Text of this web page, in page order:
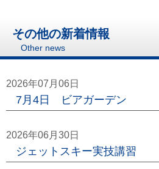
その他の新着情報
Other news
2026年07月06日
7月4日 ビアガーデン
2026年06月30日
ジェットスキー実技講習